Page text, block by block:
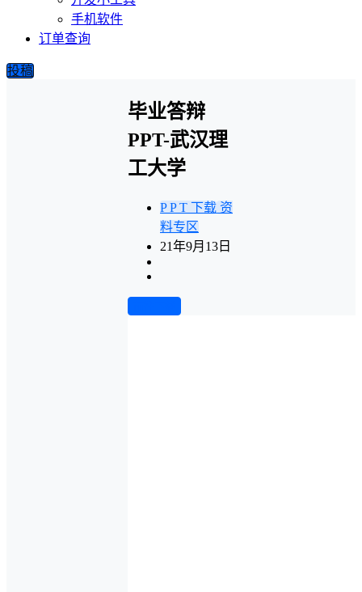
手机软件
订单查询
投稿
毕业答辩
PPT-武汉理
工大学
P P T 下载 资
料专区
21年9月13日